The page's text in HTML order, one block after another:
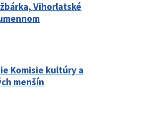
Vihorlatské
Komisie kultúry a
menšín